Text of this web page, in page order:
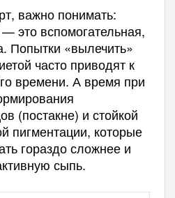
важно понимать:
это вспомогательная,
Попытки «вылечить»
часто приводят к
времени. А время при
(постакне) и стойкой
пигментации, которые
гораздо сложнее и
сыпь.